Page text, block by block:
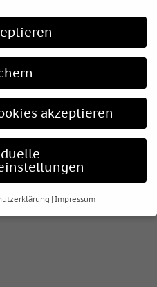
akzeptieren
Impressum
und Ihre Zustimmung zu
müssen Sie Ihre